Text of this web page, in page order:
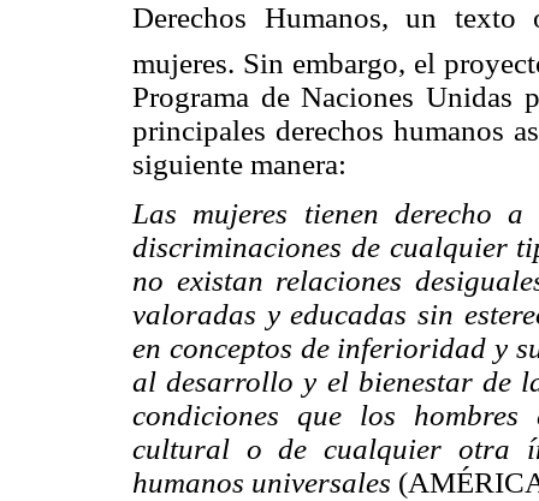
Derechos Humanos, un texto
mujeres. Sin embargo, el
Programa de Naciones Unidas
principales derechos humanos
siguiente manera:
Las mujeres tienen derecho
discriminaciones de cualquier
no existan relaciones
valoradas y educadas sin
en conceptos de inferioridad y
al desarrollo y el bienestar de
condiciones que los
cultural o de cualquier otra
humanos universales